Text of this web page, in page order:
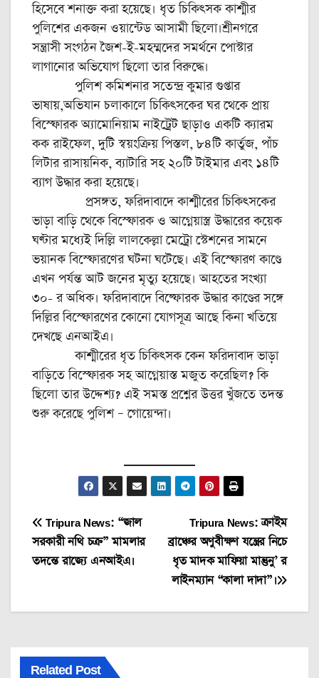
হিসেবে শনাক্ত করা হয়েছে। ধৃত চিকিৎসক কাশ্মীর
পুলিশের একজন ওয়ান্টেড আসামী ছিলো।শ্রীনগরে
সন্ত্রাসী সংগঠন জৈশ-ই-মহম্মদের সমর্থনে পোস্টার
লাগানোর অভিযোগ ছিলো তার বিরুদ্ধে।
পুলিশ কমিশনার সতেন্দ্র কুমার গুপ্তার
ভাষায়,অভিযান চলাকালে চিকিৎসকের ঘর থেকে প্রায়
বিস্ফোরক অ্যামোনিয়াম নাইট্রেট ছাড়াও একটি ক্যারম
কক রাইফেল, দুটি স্বয়ংক্রিয় পিস্তল, ৮৪টি কার্তুজ, পাঁচ
লিটার রাসায়নিক, ব্যাটারি সহ ২০টি টাইমার এবং ১৪টি
ব্যাগ উদ্ধার করা হয়েছে।
প্রসঙ্গত, ফরিদাবাদে কাশ্মীরের চিকিৎসকের
ভাড়া বাড়ি থেকে বিস্ফোরক ও আগ্নেয়াস্ত্র উদ্ধারের কয়েক
ঘণ্টার মধ্যেই দিল্লি লালকেল্লা মেট্রো স্টেশনের সামনে
ভয়ানক বিস্ফোরণের ঘটনা ঘটেছে। এই বিস্ফোরণ কাণ্ডে
এখন পর্যন্ত আট জনের মৃত্যু হয়েছে। আহতের সংখ্যা
৩০- র অধিক। ফরিদাবাদে বিষ্ফোরক উদ্ধার কাণ্ডের সঙ্গে
দিল্লির বিস্ফোরণের কোনো যোগসূত্র আছে কিনা খতিয়ে
দেখছে এনআইএ।
কাশ্মীরের ধৃত চিকিৎসক কেন ফরিদাবাদ ভাড়া
বাড়িতে বিস্ফোরক সহ আগ্নেয়াস্ত মজুত করেছিল? কি
ছিলো তার উদ্দেশ্য? এই সমস্ত প্রশ্নের উত্তর খুঁজতে তদন্ত
শুরু করেছে পুলিশ – গোয়েন্দা।
Post
navigation
Tripura News: ক্রাইম
ব্রাঞ্চের অণুবীক্ষণ যন্ত্রের নিচে
ধৃত মাদক মাফিয়া মান্তুনু’ র
লাইনম্যান “কালা দাদা”।
Tripura News: “জাল
সরকারী নথি চক্র” মামলার
তদন্তে রাজ্যে এনআইএ।
Related Post